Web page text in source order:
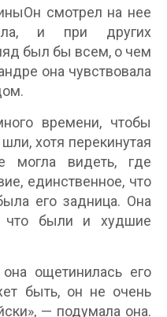
смотрел на нее
и при других
был бы всем, о чем
она чувствовала
времени, чтобы
хотя перекинутая
могла видеть, где
единственное, что
его задница. Она
что были и худшие
ощетинилась его
быть, он не очень
— подумала она.